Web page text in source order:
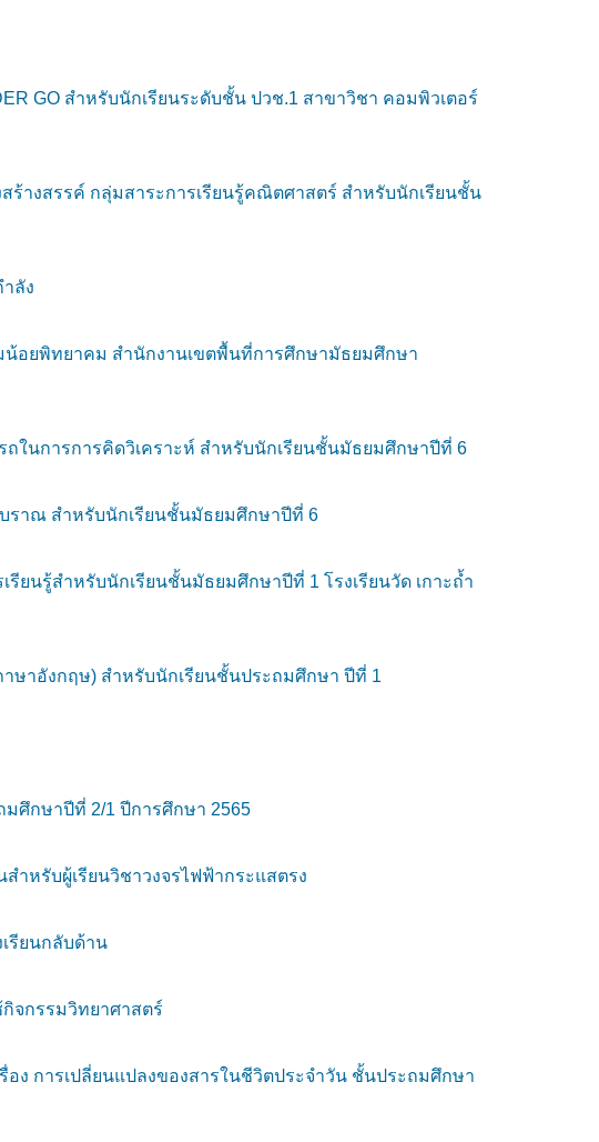
GO สำหรับนักเรียนระดับชั้น ปวช.1 สาขาวิชา คอมพิวเตอร์
ร้างสรรค์ กลุ่มสาระการเรียนรู้คณิตศาสตร์ สำหรับนักเรียนชั้น
ลัง
น้อยพิทยาคม สำนักงานเขตพื้นที่การศึกษามัธยมศึกษา
ในการการคิดวิเคราะห์ สำหรับนักเรียนชั้นมัธยมศึกษาปีที่ 6
บราณ สำหรับนักเรียนชั้นมัธยมศึกษาปีที่ 6
ยนรู้สำหรับนักเรียนชั้นมัธยมศึกษาปีที่ 1 โรงเรียนวัด เกาะถ้ำ
าษาอังกฤษ) สำหรับนักเรียนชั้นประถมศึกษา ปีที่ 1
ศึกษาปีที่ 2/1 ปีการศึกษา 2565
ำหรับผู้เรียนวิชาวงจรไฟฟ้ากระแสตรง
รียนกลับด้าน
จกรรมวิทยาศาสตร์
อง การเปลี่ยนแปลงของสารในชีวิตประจำวัน ชั้นประถมศึกษา